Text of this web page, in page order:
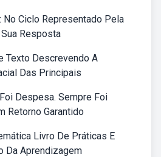
No Ciclo Representado Pela
Resposta
Texto Descrevendo A
Das Principais
Despesa. Sempre Foi
Retorno Garantido
Livro De Práticas E
Da Aprendizagem